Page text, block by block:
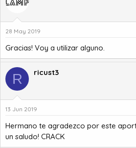
28 May 2019
Gracias! Voy a utilizar alguno.
R ricust3
13 Jun 2019
Hermano te agradezco por este
un saludo! CRACK